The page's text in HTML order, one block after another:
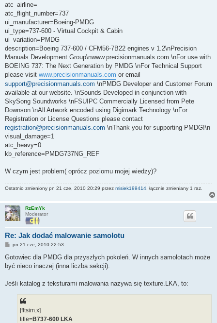
atc_airline=
atc_flight_number=737
ui_manufacturer=Boeing-PMDG
ui_type=737-600 - Virtual Cockpit & Cabin
ui_variation=PMDG
description=Boeing 737-600 / CFM56-7B22 engines v 1.2\nPrecision
Manuals Development Group\nwww.precisionmanuals.com \nFor use with
BOEING 737: The Next Generation by PMDG \nFor Technical Support
please visit www.precisionmanuals.com or email
support@precisionmanuals.com \nPMDG Developer and Customer Forum
available at our website. \nSounds Developed in conjunction with
SkySong Soundworks \nFSUIPC Commercially Licensed from Pete
Downson \nAll Artwork encoded using Digimark Technology \nFor
Registration or License Questions please contact
registration@precisionmanuals.com \nThank you for supporting PMDG!\n
visual_damage=1
atc_heavy=0
kb_reference=PMDG737NG_REF
W czym jest problem( oprócz poziomu mojej wiedzy)?
Ostatnio zmieniony pn 21 cze, 2010 20:29 przez misiek199414 , łącznie zmieniany 1 raz.
RzEmYk
Moderator
Re: Jak dodać malowanie samolotu
P
s
pn 21 cze, 2010 22:53
Gotowiec dla PMDG dla przyszłych pokoleń. W innych samolotach może
być nieco inaczej (inna liczba sekcji).
Jeśli katalog z teksturami malowania nazywa się texture.LKA, to:
[fltsim.x]
title=B737-600 LKA